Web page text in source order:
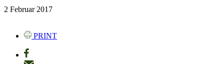
2 Februar 2017
PRINT